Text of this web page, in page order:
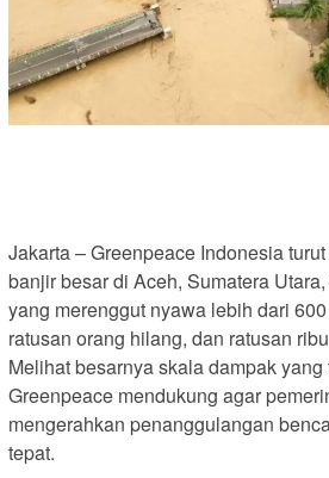
Jakarta – Greenpeace Indonesia
banjir besar di Aceh, Sumatera
yang merenggut nyawa lebih dari
ratusan orang hilang, dan ratusan
Melihat besarnya skala dampak
Greenpeace mendukung agar
mengerahkan penanggulangan
tepat.